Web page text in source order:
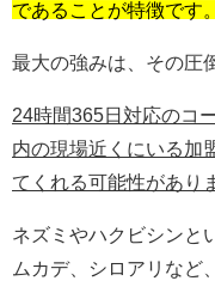
であることが特徴です。
最大の強みは、その圧
24時間365日対応のコ
内の現場近くにいる加
てくれる可能性があり
ネズミやハクビシンと
ムカデ、シロアリなど